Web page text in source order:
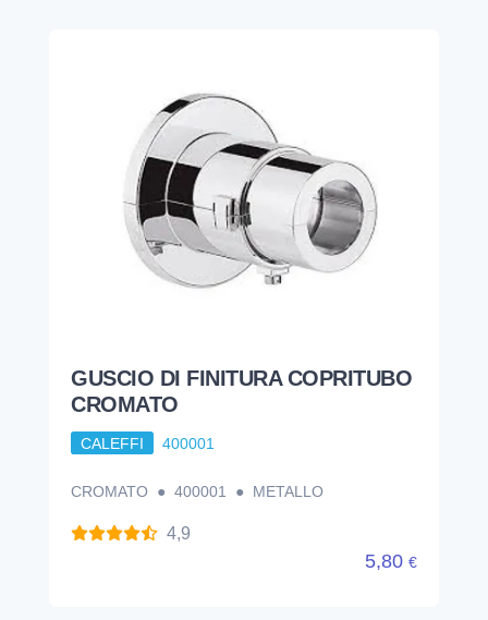
GUSCIO DI FINITURA COPRITUBO
CROMATO
CALEFFI 400001
CROMATO ● 400001 ● METALLO
4,9
5,80 €